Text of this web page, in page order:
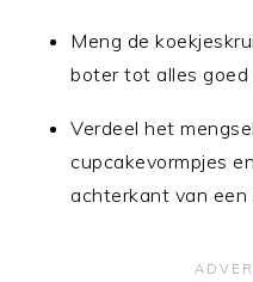
Meng de
boter tot alles goed
Verdeel het
cupcakevormpjes
achterkant van een